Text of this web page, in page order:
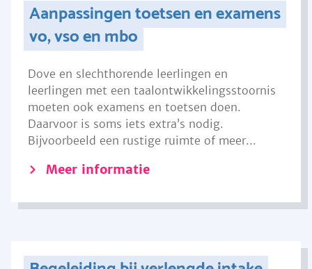
Aanpassingen toetsen en examens
vo, vso en mbo
Dove en slechthorende leerlingen en
leerlingen met een taalontwikkelingsstoornis
moeten ook examens en toetsen doen.
Daarvoor is soms iets extra’s nodig.
Bijvoorbeeld een rustige ruimte of meer...
Meer informatie